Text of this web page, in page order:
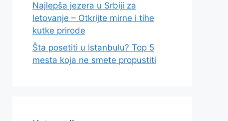
Najlepša jezera u Srbiji za
letovanje – Otkrijte mirne i tihe
kutke prirode
Šta posetiti u Istanbulu? Top 5
mesta koja ne smete propustiti